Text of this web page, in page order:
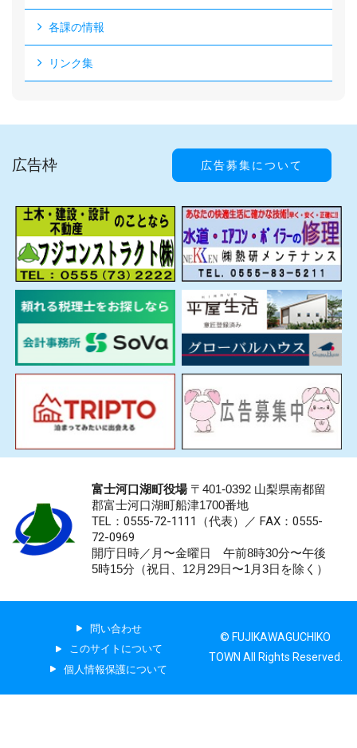
各課の情報
リンク集
広告枠 広告募集について
富士河口湖町役場〒401-0392 山梨県南都留
郡富士河口湖町船津1700番地
TEL：0555-72-1111 （代表）／ FAX：0555-
72-0969
開庁日時／月〜金曜日 午前8時30分〜午後
5時15分（祝日、12月29日〜1月3日を除く）
問い合わせ
このサイトについて
個人情報保護について
© FUJIKAWAGUCHIKO
TOWN All Rights Reserved.